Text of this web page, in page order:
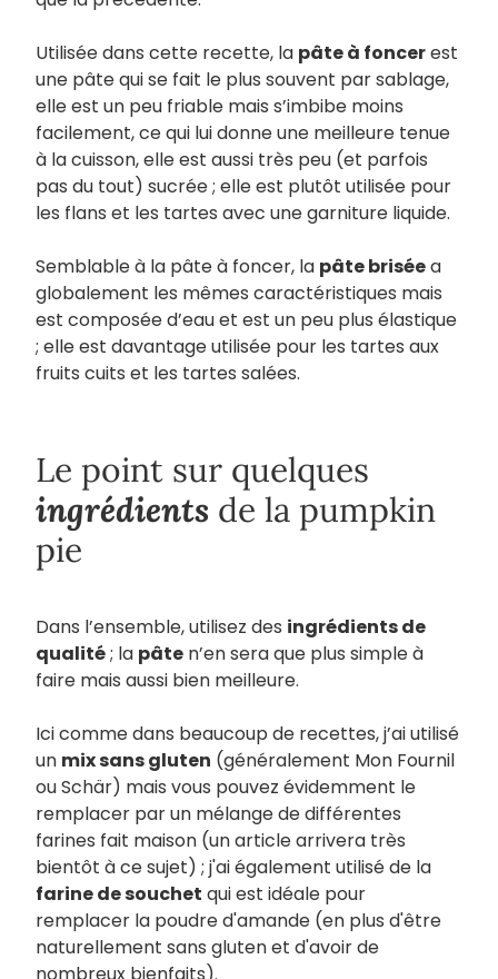
Utilisée dans cette recette, la pâte à foncerest
une pâte qui se fait le plus souvent par sablage,
elle est un peu friable mais s’imbibe moins
facilement, ce qui lui donne une meilleure tenue
à la cuisson, elle est aussi très peu (et parfois
pas du tout) sucrée ; elle est plutôt utilisée pour
les flans et les tartes avec une garniture liquide.
Semblable à la pâte à foncer, la pâte briséea
globalement les mêmes caractéristiques mais
est composée d’eau et est un peu plus élastique
; elle est davantage utilisée pour les tartes aux
fruits cuits et les tartes salées.
Le point sur quelques
ingrédients de la pumpkin
pie
Dans l’ensemble, utilisez des ingrédients de
qualité; la pâte n’en sera que plus simple à
faire mais aussi bien meilleure.
Ici comme dans beaucoup de recettes, j’ai utilisé
un mix sans gluten (généralement Mon Fournil
ou Schär) mais vous pouvez évidemment le
remplacer par un mélange de différentes
farines fait maison (un article arrivera très
bientôt à ce sujet) ; j'ai également utilisé de la
farine de souchet qui est idéale pour
remplacer la poudre d'amande (en plus d'être
naturellement sans gluten et d'avoir de